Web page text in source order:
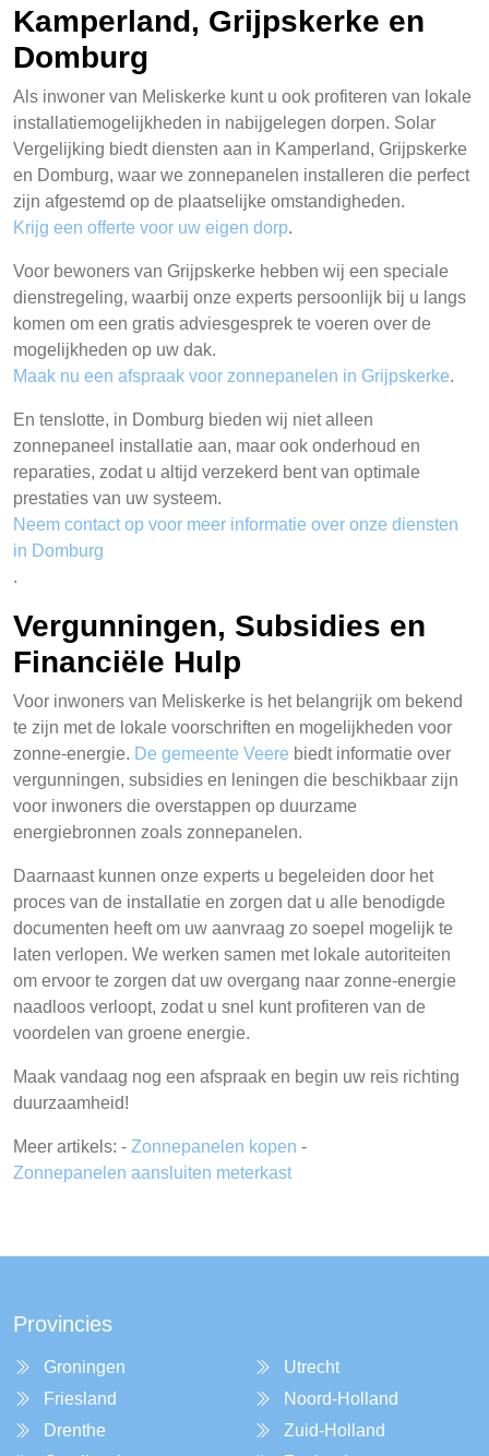
Kamperland, Grijpskerke en
Domburg
Als inwoner van Meliskerke kunt u ook profiteren van lokale
installatiemogelijkheden in nabijgelegen dorpen. Solar
Vergelijking biedt diensten aan in Kamperland, Grijpskerke
en Domburg, waar we zonnepanelen installeren die perfect
zijn afgestemd op de plaatselijke omstandigheden.
Krijg een offerte voor uw eigen dorp.
Voor bewoners van Grijpskerke hebben wij een speciale
dienstregeling, waarbij onze experts persoonlijk bij u langs
komen om een gratis adviesgesprek te voeren over de
mogelijkheden op uw dak.
Maak nu een afspraak voor zonnepanelen in Grijpskerke.
En tenslotte, in Domburg bieden wij niet alleen
zonnepaneel installatie aan, maar ook onderhoud en
reparaties, zodat u altijd verzekerd bent van optimale
prestaties van uw systeem.
Neem contact op voor meer informatie over onze diensten
in Domburg
.
Vergunningen, Subsidies en
Financiële Hulp
Voor inwoners van Meliskerke is het belangrijk om bekend
te zijn met de lokale voorschriften en mogelijkheden voor
zonne-energie. De gemeente Veere biedt informatie over
vergunningen, subsidies en leningen die beschikbaar zijn
voor inwoners die overstappen op duurzame
energiebronnen zoals zonnepanelen.
Daarnaast kunnen onze experts u begeleiden door het
proces van de installatie en zorgen dat u alle benodigde
documenten heeft om uw aanvraag zo soepel mogelijk te
laten verlopen. We werken samen met lokale autoriteiten
om ervoor te zorgen dat uw overgang naar zonne-energie
naadloos verloopt, zodat u snel kunt profiteren van de
voordelen van groene energie.
Maak vandaag nog een afspraak en begin uw reis richting
duurzaamheid!
Meer artikels: - Zonnepanelen kopen -
Zonnepanelen aansluiten meterkast
Provincies
Groningen
Friesland
Drenthe
Utrecht
Noord-Holland
Zuid-Holland